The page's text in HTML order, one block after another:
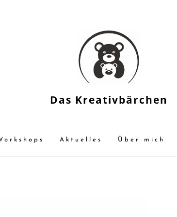
Das Kreativbärchen
Aktuelles Über mich